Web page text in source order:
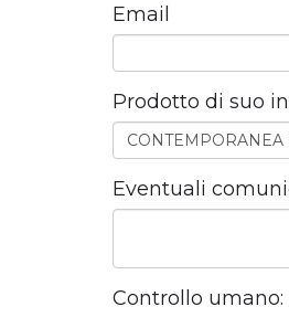
Email
Prodotto di suo
Eventuali
Controllo